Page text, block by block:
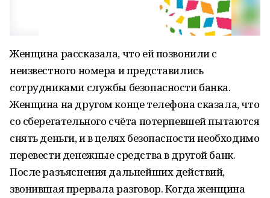
Женщина рассказала, что ей позвонили с
неизвестного номера и представились
сотрудниками службы безопасности банка.
Женщина на другом конце телефона сказала, что
со сберегательного счёта потерпевшей пытаются
снять деньги, и в целях безопасности необходимо
перевести денежные средства в другой банк.
После разъяснения дальнейших действий,
звонившая прервала разговор. Когда женщина